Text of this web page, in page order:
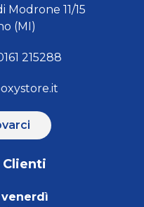
Modrone 11/15
(MI)
215288
Clienti